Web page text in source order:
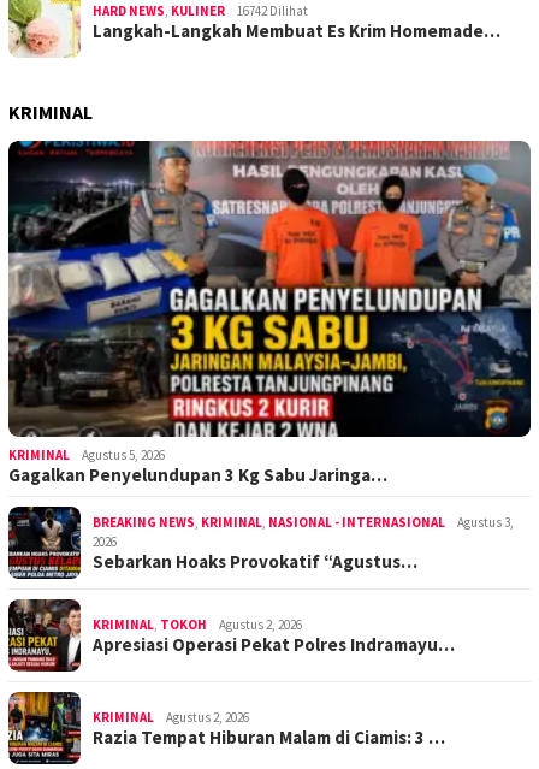
HARD NEWS KULINER 16742 Dilihat
Langkah-Langkah Membuat Es Krim Homemade…
KRIMINAL
KRIMINAL Agustus 5, 2026
Gagalkan Penyelundupan 3 Kg Sabu Jaringa…
BREAKING NEWS KRIMINAL NASIONAL - INTERNASIONAL
Agustus 3,
2026
Sebarkan Hoaks Provokatif “Agustus…
KRIMINAL TOKOH Agustus 2, 2026
Apresiasi Operasi Pekat Polres Indramayu…
KRIMINAL Agustus 2, 2026
Razia Tempat Hiburan Malam di Ciamis: 3 …